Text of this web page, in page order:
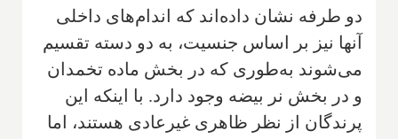
دو طرفه نشان داده‌اند که اندام‌های داخلی
آنها نیز بر اساس جنسیت، به دو دسته تقسیم
می‌شوند به‌طوری که در بخش ماده تخمدان
و در بخش نر بیضه وجود دارد. با اینکه این
پرندگان از نظر ظاهری غیرعادی هستند، اما